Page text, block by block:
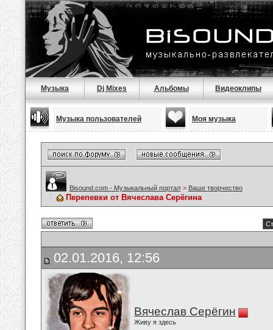
Музыка Dj Mixes Альбомы Видеоклипы
Музыка пользователей Моя музыка
Bisound.com - Музыкальный портал > Ваше творчество
Перепевки от Вячеслава Серёгина
02.01.2016, 12:56
Вячеслав Серёгин
Живу я здесь